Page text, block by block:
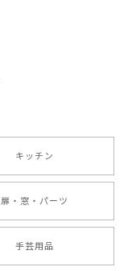
キッチン
扉・窓・パーツ
手芸用品